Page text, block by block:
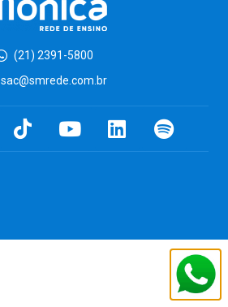
(21) 2391-5800
sac@smrede.com.br